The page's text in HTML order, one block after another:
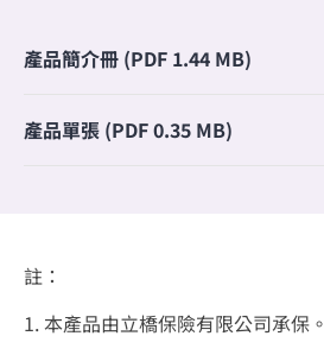
產品簡介冊 (PDF 1.44 MB)
產品單張 (PDF 0.35 MB)
註：
1. 本產品由立橋保險有限公司承保。